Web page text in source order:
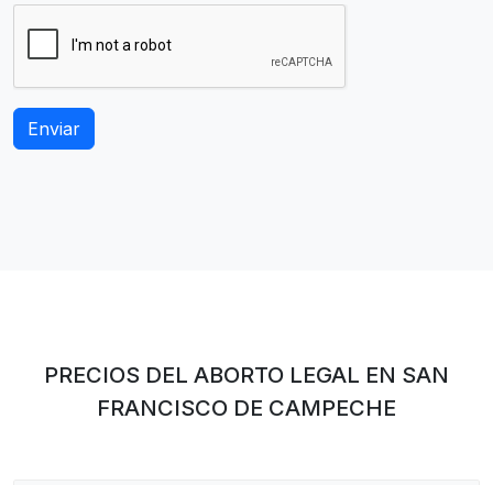
PRECIOS DEL ABORTO LEGAL EN SAN
FRANCISCO DE CAMPECHE